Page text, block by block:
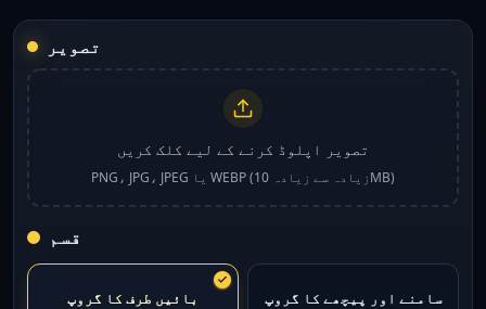
تصویر
تصویر اپلوڈ کرنے کے لیے کلک کریں
PNG، JPG، JPEG یا WEBP (زیادہ سے زیادہ 10MB)
قسم
بائیں طرف کا گروپ سامنے اور پیچھے کا گروپ